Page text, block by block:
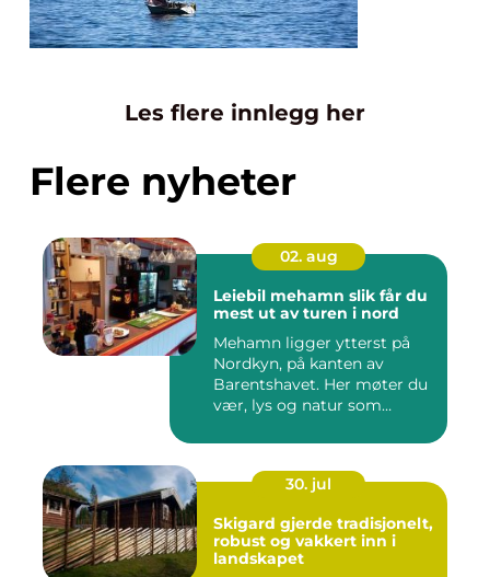
Les flere innlegg her
Flere nyheter
02. aug
Leiebil mehamn slik får du
mest ut av turen i nord
Mehamn ligger ytterst på
Nordkyn, på kanten av
Barentshavet. Her møter du
vær, lys og natur som
30. jul
Skigard gjerde tradisjonelt,
robust og vakkert inn i
landskapet